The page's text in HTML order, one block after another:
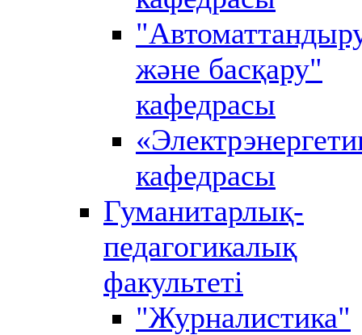
және басқару"
кафедрасы
кафедрасы
Гуманитарлық-
педагогикалық
факультеті
"Журналистика"